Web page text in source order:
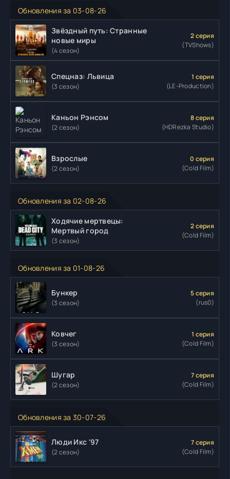
Обновления за 03-08-26
Звёздный путь: Странные
новые миры
(4 сезон)
2 серия
(TVShows)
Спецназ: Львица
(3 сезон)
1 серия
(LE-Production)
Каньон Рэнсом
(2 сезон)
8 серия
(HDRezka Studio)
Взрослые
(2 сезон)
0 серия
(Cold Film)
Обновления за 02-08-26
Ходячие мертвецы:
Мертвый город
(3 сезон)
2 серия
(Cold Film)
Обновления за 01-08-26
Бункер
(3 сезон)
5 серия
(rus0)
Ковчег
(3 сезон)
1 серия
(Cold Film)
Шугар
(2 сезон)
7 серия
(Cold Film)
Обновления за 30-07-26
Люди Икс '97
(2 сезон)
7 серия
(Cold Film)